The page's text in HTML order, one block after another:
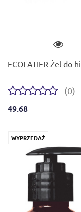
ECOLATIER Żel do
(0)
49.68
WYPRZEDAŻ